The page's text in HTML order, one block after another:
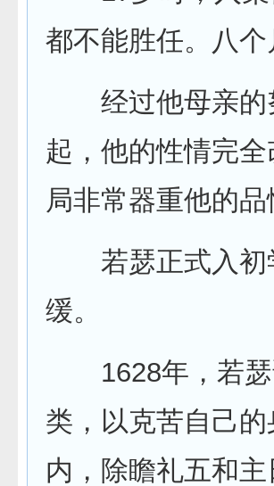
都不能胜任。八
经过他母亲的
起，他的性情完
局非常器重他的
若瑟正式入初
缓。
1628年，若瑟
类，以克苦自己
内，除瞻礼五和